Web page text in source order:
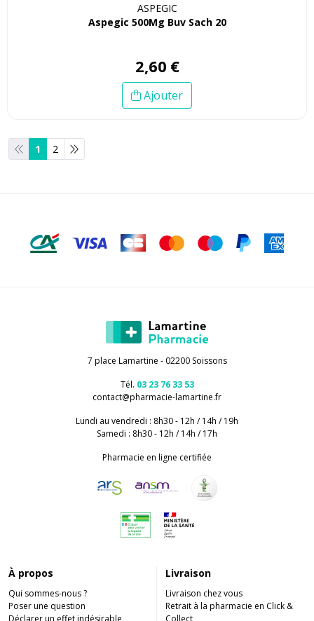
ASPEGIC
Aspegic 500Mg Buv Sach 20
2,60 €
Ajouter
1 2
7 place Lamartine - 02200 Soissons
Tél. 03 23 76 33 53
contact@pharmacie-lamartine.fr
Lundi au vendredi : 8h30 - 12h / 14h / 19h
Samedi : 8h30 - 12h / 14h / 17h
Pharmacie en ligne certifiée
À propos
Qui sommes-nous ?
Poser une question
Déclarer un effet indésirable
Livraison
Livraison chez vous
Retrait à la pharmacie en Click &
Collect